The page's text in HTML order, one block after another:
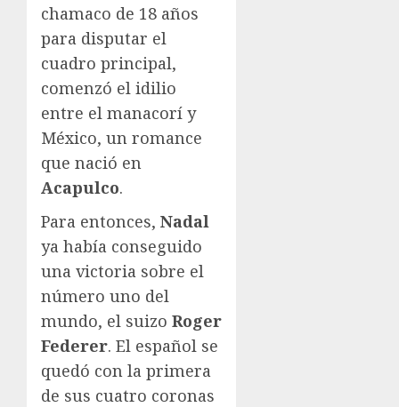
chamaco de 18 años
para disputar el
cuadro principal,
comenzó el idilio
entre el manacorí y
México, un romance
que nació en
Acapulco.
Para entonces, Nadal
ya había conseguido
una victoria sobre el
número uno del
mundo, el suizo Roger
Federer. El español se
quedó con la primera
de sus cuatro coronas